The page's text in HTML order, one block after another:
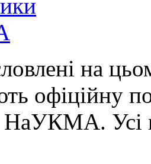
на
офіційну
Усі